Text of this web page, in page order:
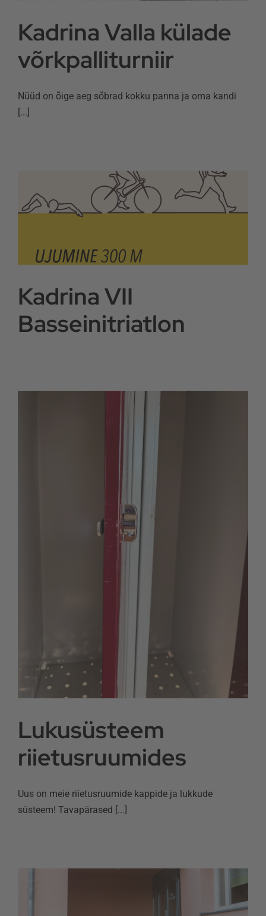
Kadrina Valla külade
võrkpalliturniir
Nüüd on õige aeg sõbrad kokku panna ja oma kandi
[...]
Kadrina VII
Basseinitriatlon
Lukusüsteem
riietusruumides
Uus on meie riietusruumide kappide ja lukkude
süsteem! Tavapärased [...]